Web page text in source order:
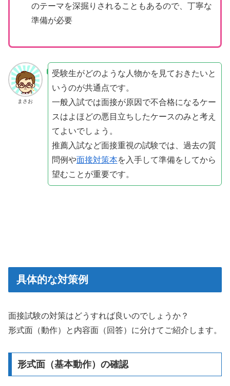
のテーマを深掘りされることもあるので、丁寧な
準備が必要
まさお
受験生がどのような人物かを見ておきたいと
いうのが共通点です。
一般入試では面接が原因で不合格になるケー
スはよほどの悪目立ちしたケースのみと考え
てよいでしょう。
推薦入試など面接重視の試験では、過去の質
問例や面接対策本を入手して準備をしてから
望むことが重要です。
具体的な対策例
面接試験の対策はどうすれば良いのでしょうか？
形式面（動作）と内容面（回答）に分けてご紹介します。
形式面（基本動作）の確認